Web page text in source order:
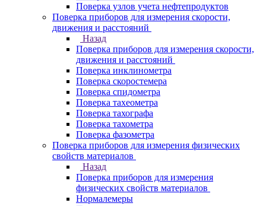
Поверка узлов учета нефтепродуктов
Поверка приборов для измерения скорости,
движения и расстояний
Назад
Поверка приборов для измерения скорости,
движения и расстояний
Поверка инклинометра
Поверка скоростемера
Поверка спидометра
Поверка тахеометра
Поверка тахографа
Поверка тахометра
Поверка фазометра
Поверка приборов для измерения физических
свойств материалов
Назад
Поверка приборов для измерения
физических свойств материалов
Нормалемеры